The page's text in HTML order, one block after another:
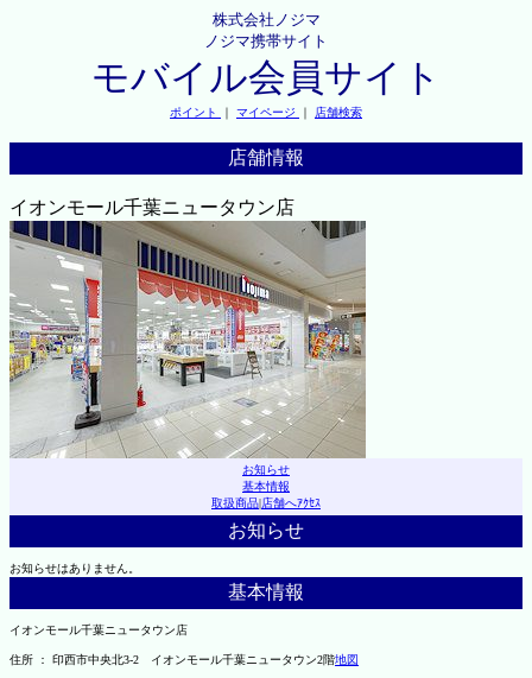
株式会社ノジマ
ノジマ携帯サイト
モバイル会員サイト
ポイント ｜ マイページ ｜ 店舗検索
店舗情報
イオンモール千葉ニュータウン店
お知らせ
基本情報
取扱商品|店舗へｱｸｾｽ
お知らせ
お知らせはありません。
基本情報
イオンモール千葉ニュータウン店
住所 ： 印西市中央北3-2 イオンモール千葉ニュータウン2階地図